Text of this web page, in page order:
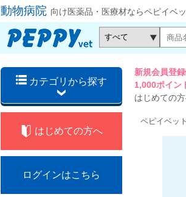
動物病院 向け医薬品・医療材ならペピイベ
カテゴリから探す
新規会員登
1,000ポイン
はじめての
はじめての方へ
ログインはこちら
ペピイベット